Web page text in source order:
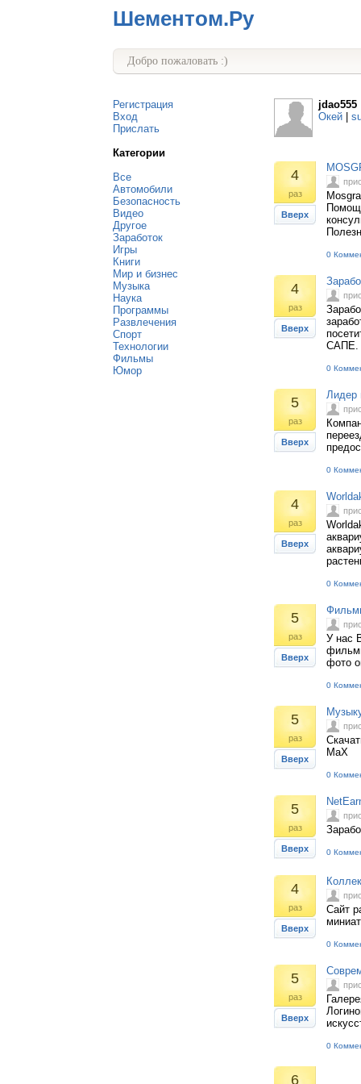
Шементом.Ру
Добро пожаловать :)
Регистрация
Вход
Прислать
Категории
Все
Автомобили
Безопасность
Видео
Другое
Заработок
Игры
Книги
Мир и бизнес
Музыка
Наука
Программы
Развлечения
Спорт
Технологии
Фильмы
Юмор
jdao555
Окей
4
раз
Вверх
0
4
раз
Вверх
САПЕ.
0
5
раз
Вверх
Лидер
0
4
раз
Вверх
0
5
раз
Вверх
У нас
фото
0
5
раз
Вверх
MaX
0
5
раз
Вверх 0
4
раз
Вверх
Сайт
0
5
раз
Вверх
0
6